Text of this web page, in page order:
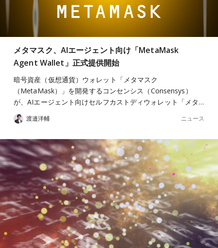
メタマスク、AIエージェント向け「MetaMask
Agent Wallet」正式提供開始
暗号資産（仮想通貨）ウォレット「メタマスク
（MetaMask）」を開発するコンセンシス（Consensys）
が、AIエージェント向けセルフカストディウォレット「メタ…
渡邉洋輔 ニュース